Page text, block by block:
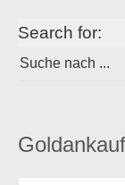
Search for: